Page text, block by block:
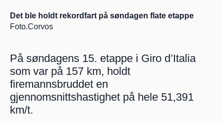
Det ble holdt rekordfart på søndagen flate etappe
Foto.Corvos
På søndagens 15. etappe i Giro d’Italia
som var på 157 km, holdt
firemannsbruddet en
gjennomsnittshastighet på hele 51,391
km/t.